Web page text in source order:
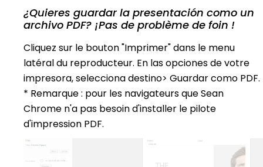
¿Quieres guardar la presentación como un
archivo PDF? ¡Pas de problème de foin !
Cliquez sur le bouton "Imprimer" dans le menu
latéral du reproducteur. En las opciones de votre
impresora, selecciona destino> Guardar como PDF.
* Remarque : pour les navigateurs que Sean
Chrome n'a pas besoin d'installer le pilote
d'impression PDF.